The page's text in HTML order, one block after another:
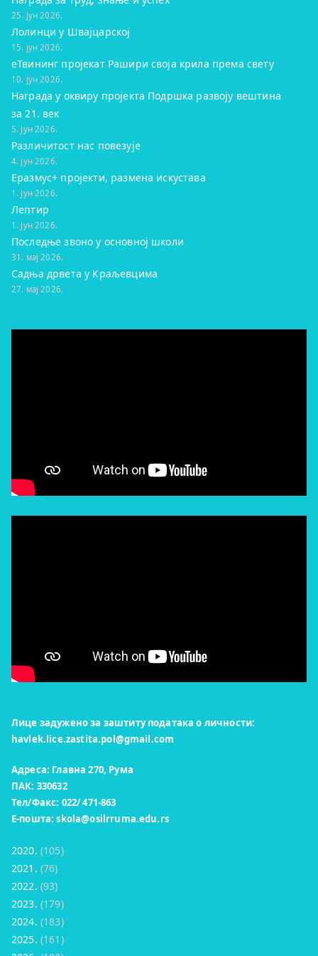
25. јун 2026.
Лолинци у Швајцарској
15. јун 2026.
eТвининг пројекат Рашири своја крила према свету
10. јун 2026.
Награда у оквиру пројекта Подршка развоју вештина
за 21. век
5. јун 2026.
Различитост нас повезује
4. јун 2026.
Еразмус+ пројекти, размена искустава
1. јун 2026.
Лептир
1. јун 2026.
Последње звоно у основној школи
31. мај 2026.
Садња дрвета у Краљевцима
27. мај 2026.
Лице задужено за заштиту података о личности:
havlek.lice.zastita.pol@gmail.com
Адреса: Главна 270, Рума
ПАК: 330632
Тел/Факс: 022/ 471-863
Е-пошта:skola@osilrruma.edu.rs
2020. (105)
2021. (76)
2022. (93)
2023. (179)
2024. (183)
2025. (161)